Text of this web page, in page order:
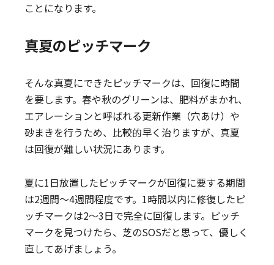
ことになります。
真夏のピッチマーク
そんな真夏にできたピッチマークは、回復に時間
を要します。春や秋のグリーンは、肥料がまかれ、
エアレーションと呼ばれる更新作業（穴あけ）や
砂まきを行うため、比較的早く治りますが、真夏
は回復が難しい状況にあります。
夏に1日放置したピッチマークが回復に要する期間
は2週間～4週間程度です。1時間以内に修復したピ
ッチマークは2～3日で完全に回復します。ピッチ
マークを見つけたら、芝のSOSだと思って、優しく
直してあげましょう。